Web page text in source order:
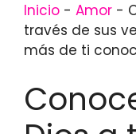
Inicio - Amor -
través de sus
más de ti